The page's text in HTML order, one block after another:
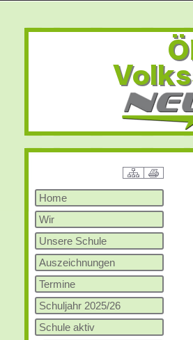
Home
Wir
Unsere Schule
Auszeichnungen
Termine
Schuljahr 2025/26
Schule aktiv